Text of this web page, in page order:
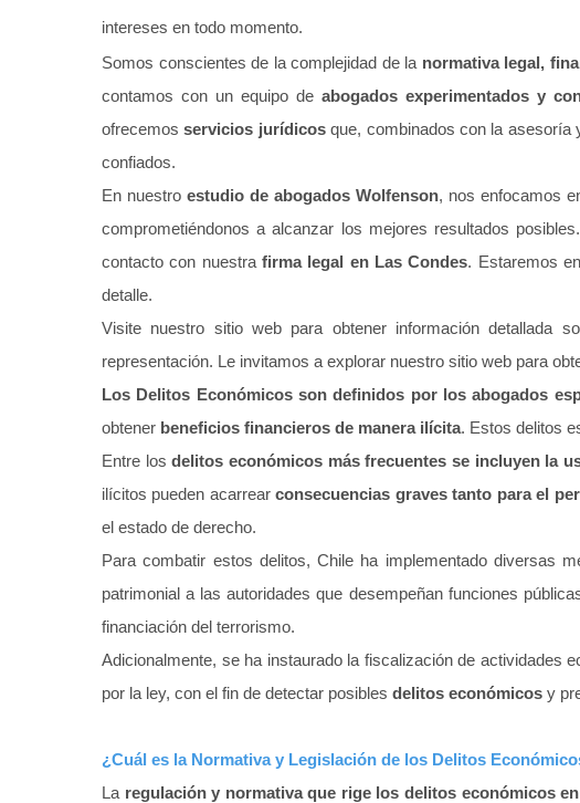
intereses en todo momento.
Somos conscientes de la complejidad de la normativa legal,
contamos con un equipo de abogados experimentados y
ofrecemosservicios jurídicosque, combinados con la asesoría
confiados.
En nuestroestudio de abogados Wolfenson, nos enfocamos
comprometiéndonos a alcanzar los mejores resultados
contacto con nuestra firma legal en Las Condes. Estaremos
detalle.
Visite nuestro sitio web para obtener información detallada
representación. Le invitamos a explorar nuestro sitio web para
Los Delitos Económicos son definidos por los abogados
obtener beneficios financieros de manera ilícita. Estos delitos
Entre losdelitos económicos más frecuentes se incluyen la
ilícitos pueden acarrearconsecuencias graves tanto para el
el estado de derecho.
Para combatir estos delitos, Chile ha implementado diversas
patrimonial a las autoridades que desempeñan funciones
financiación del terrorismo.
Adicionalmente, se ha instaurado la fiscalización de actividades
por la ley, con el fin de detectar posibles delitos económicos y
¿Cuál es la Normativa y Legislación de los Delitos
La regulación y normativa que rige los delitos económicos